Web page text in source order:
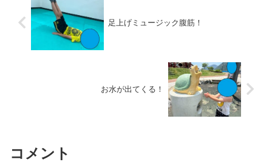
足上げミュージック腹筋！
お水が出てくる！
コメント